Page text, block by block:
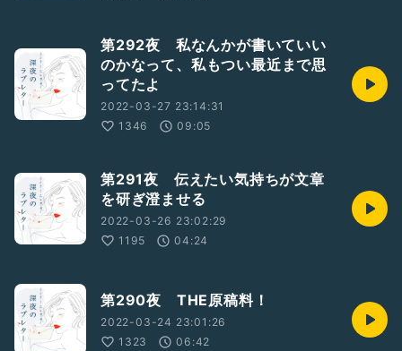
第292夜 私なんかが書いていい
のかなって、私もつい最近まで思
ってたよ
2022-03-27 23:14:31
1346
09:05
第291夜 伝えたい気持ちが文章
を研ぎ澄ませる
2022-03-26 23:02:29
1195
04:24
第290夜 THE原稿料！
2022-03-24 23:01:26
1323
06:42